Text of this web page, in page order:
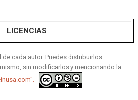
LICENCIAS
cada autor. Puedes distribuirlos
sin modificarlos y mencionando la